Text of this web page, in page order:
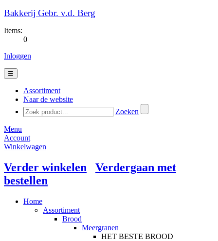
Bakkerij Gebr. v.d. Berg
Items:
0
Inloggen
☰
Assortiment
Naar de website
Zoeken
Menu
Account
Winkelwagen
Verder winkelen
Verdergaan met
bestellen
Home
Assortiment
Brood
Meergranen
HET BESTE BROOD